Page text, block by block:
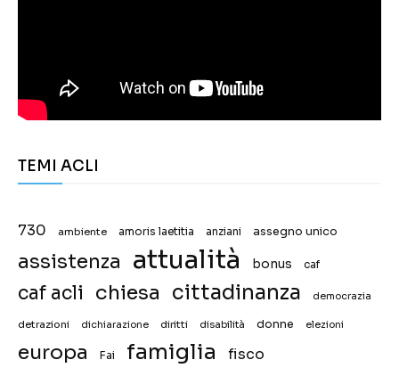
TEMI ACLI
730 ambiente amoris laetitia anziani assegno unico
assistenza attualità bonus caf
caf acli chiesa cittadinanza democrazia
detrazioni dichiarazione diritti disabilità donne elezioni
europa Fai famiglia fisco